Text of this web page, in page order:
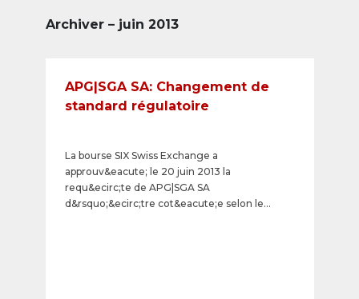
Archiver – juin 2013
APG|SGA SA: Changement de
standard régulatoire
La bourse SIX Swiss Exchange a
approuv&eacute; le 20 juin 2013 la
requ&ecirc;te de APG|SGA SA
d&rsquo;&ecirc;tre cot&eacute;e selon le